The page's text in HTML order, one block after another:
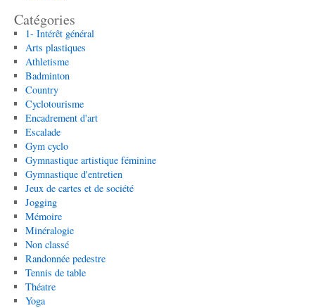
Catégories
1- Intérêt général
Arts plastiques
Athletisme
Badminton
Country
Cyclotourisme
Encadrement d'art
Escalade
Gym cyclo
Gymnastique artistique féminine
Gymnastique d'entretien
Jeux de cartes et de société
Jogging
Mémoire
Minéralogie
Non classé
Randonnée pedestre
Tennis de table
Théatre
Yoga